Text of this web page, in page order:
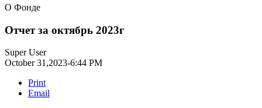
О Фонде
Отчет за октябрь 2023г
Super User
October 31,2023-6:44 PM
Print
Email